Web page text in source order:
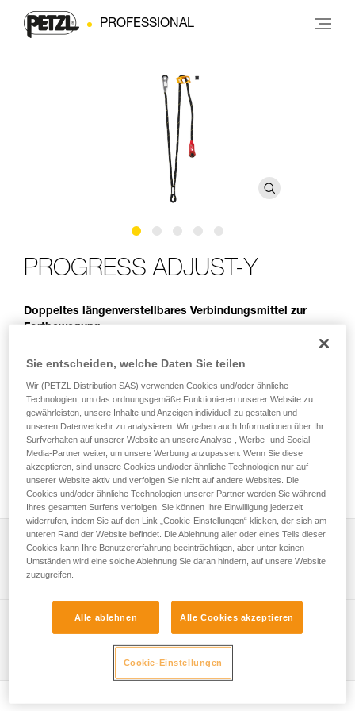
PROFESSIONAL
PROGRESS ADJUST-Y
Doppeltes längenverstellbares Verbindungsmittel zur
Fortbewegung
Das PROGRESS ADJUST-Y ist ein doppeltes
Anwender ermöglicht, bei der Fortbewegung (Aufstieg am
Seil, Fortbewegung am Seilgeländer usw.) stets eingehängt
zu bleiben. Mit Hilfe der ADJUST-Einstellvorrichtung lässt
sich der einstellbare Strang schnell und einfach anpassen.
Das TANGA-Element und der Kunststoffüberzug halten die
Verbindungselemente in der richtigen Position, um das
Einhängen zu erleichtern.
Leistungsverzeichnis
Einstellbares doppeltes Verbindungsmittel für die
- Aufstieg am Seil: fixer Strang für die Verbindung mit einer
ASCENSION-Handsteigklemme, einstellbarer Strang zum
Anpassen der Länge des Verbindungsmittels beim
Passieren von Zwischensicherungen.
- Fortbewegung am Seilgeländer: Fixer und einstellbarer
Strang in gleicher Länge erleichtern die Fortbewegung.
Technische Spezifikationen
Gewicht: 230 g
Material: Aluminium, Polyamid, Polyester, hochfestes
Polyethylen (HDPE), Elastomer
Technische Informationen
Gebrauchsanleitung
Das PDF herunterladen technical-notice-PROGRESS-
Sie entscheiden, welche Daten Sie teilen
Wir (PETZL Distribution SAS) verwenden Cookies und/oder ähnliche
Technologien, um das ordnungsgemäße Funktionieren unserer Website zu
gewährleisten, unsere Inhalte und Anzeigen individuell zu gestalten und
unseren Datenverkehr zu analysieren. Wir geben auch Informationen über Ihr
Surfverhalten auf unserer Website an unsere Analyse-, Werbe- und Social-
Media-Partner weiter, um unsere Werbung anzupassen. Wenn Sie diese
akzeptieren, sind unsere Cookies und/oder ähnliche Technologien nur auf
unserer Website aktiv und verfolgen Sie nicht auf andere Websites. Die
Cookies und/oder ähnliche Technologien unserer Partner werden Sie während
Ihres gesamten Surfens verfolgen. Sie können Ihre Einwilligung jederzeit
widerrufen, indem Sie auf den Link „Cookie-Einstellungen“ klicken, der sich am
unteren Rand der Website befindet. Die Ablehnung aller oder eines Teils dieser
Cookies kann Ihre Benutzererfahrung beeinträchtigen, aber unter keinen
Umständen wird eine solche Ablehnung Sie daran hindern, auf unsere Website
zuzugreifen.
Alle ablehnen Alle Cookies akzeptieren
Cookie-Einstellungen